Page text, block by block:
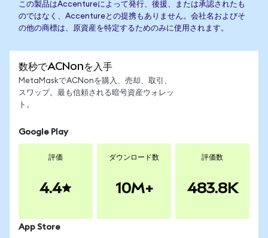
この製品はAccentureによって発行、後援、または承認されたも
のではなく、Accentureとの提携もありません。会社名およびそ
の他の商標は、原資産を特定するためのみに使用されます。
数秒でACNonを入手
MetaMaskでACNonを購入、売却、取引、
スワップ。最も信頼される暗号資産ウォレッ
ト。
Google Play
評価
4.4
ダウンロード数
10M+
評価数
483.8K
App Store